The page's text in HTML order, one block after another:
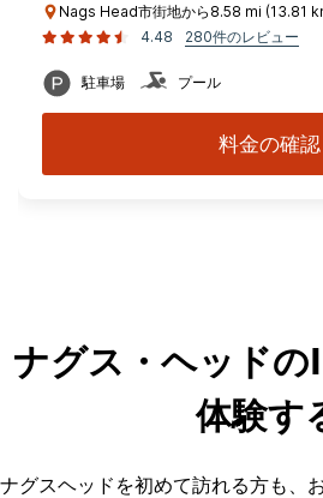
Nags Head市街地から8.58 mi (13.81
4.48
280件のレビュー
駐車場 プール
料金の確認
ナグス・ヘッドの
体験す
ナグスヘッドを初めて訪れる方も、